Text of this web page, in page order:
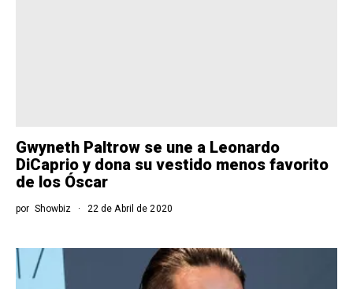
Gwyneth Paltrow se une a Leonardo
DiCaprio y dona su vestido menos favorito
de los Óscar
por Showbiz 22 de Abril de 2020